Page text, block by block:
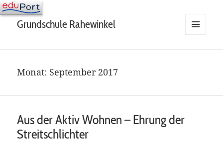
Grundschule Rahewinkel
Monat: September 2017
Aus der Aktiv Wohnen – Ehrung der
Streitschlichter